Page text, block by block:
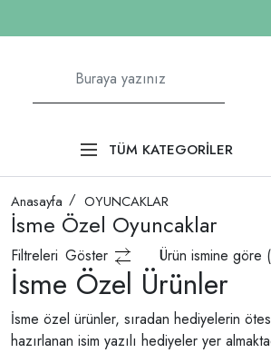
TÜM KATEGORİLER
Anasayfa OYUNCAKLAR
İsme Özel Oyuncaklar
Filtreleri Göster Ürün ismine göre
İsme Özel Ürünler
İsme özel ürünler, sıradan hediyelerin
hazırlanan isim yazılı hediyeler yer